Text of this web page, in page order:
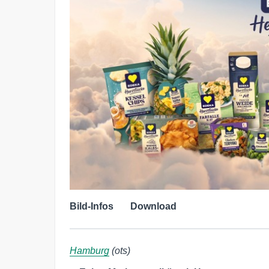
Bild-Infos Download
Hamburg (ots)